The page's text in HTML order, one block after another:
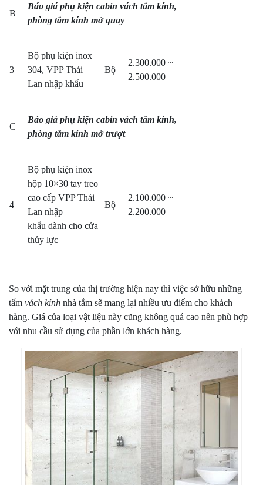
B
Báo giá phụ kiện cabin vách tắm kính,
phòng tắm kính mở quay
3
Bộ phụ kiện inox
304, VPP Thái
Lan nhập khẩu
Bộ
2.300.000 ~
2.500.000
C
Báo giá phụ kiện cabin vách tắm kính,
phòng tắm kính mở trượt
4
Bộ phụ kiện inox
hộp 10×30 tay treo
cao cấp VPP Thái
Lan nhập
khẩu dành cho cửa
thủy lực
Bộ
2.100.000 ~
2.200.000
So với mặt trung của thị trường hiện nay thì việc sở hữu những
tấm vách kính nhà tắm sẽ mang lại nhiều ưu điểm cho khách
hàng. Giá của loại vật liệu này cũng không quá cao nên phù hợp
với nhu cầu sử dụng của phần lớn khách hàng.